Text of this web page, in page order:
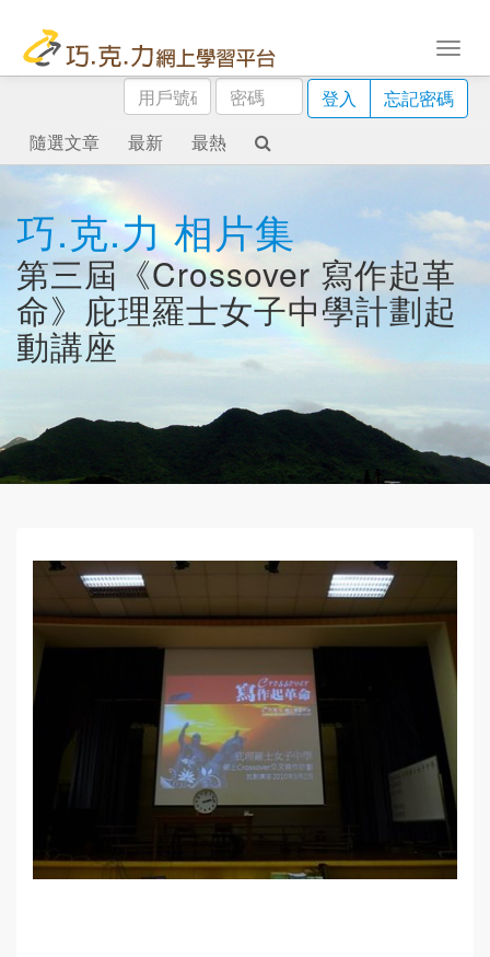
用
戶
號
碼
密
碼
登入
忘記密碼
隨選文章
最新 最熱
巧.克.力 相片集
第三屆《Crossover 寫作起革
命》庇理羅士女子中學計劃起
動講座